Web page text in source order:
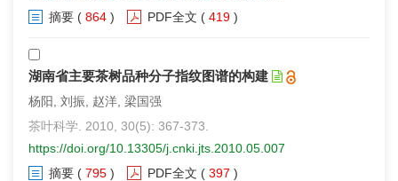
摘要 ( 864 ) PDF全文 ( 419 )
湖南省主要茶树品种分子指纹图谱的构建
杨阳, 刘振, 赵洋, 梁国强
茶叶科学. 2010, 30(5): 367-373.
https://doi.org/10.13305/j.cnki.jts.2010.05.007
摘要 ( 795 ) PDF全文 ( 397 )